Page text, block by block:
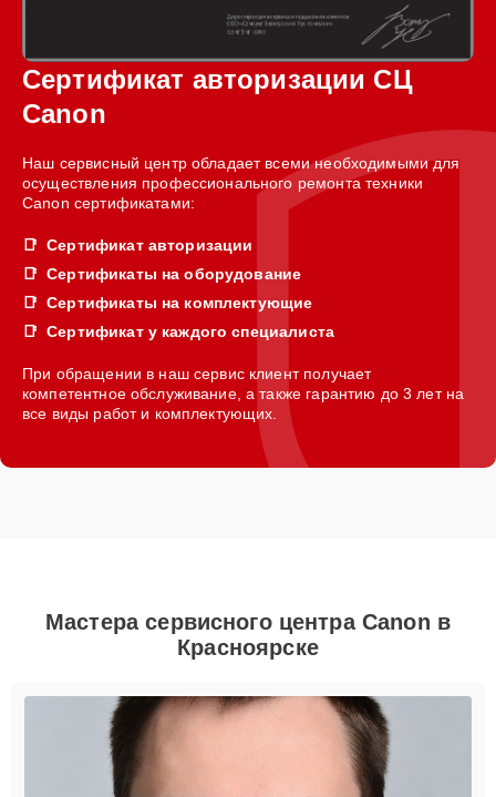
Сертификат авторизации СЦ
Canon
Наш сервисный центр обладает всеми необходимыми для
осуществления профессионального ремонта техники
Canon сертификатами:
Сертификат авторизации
Сертификаты на оборудование
Сертификаты на комплектующие
Сертификат у каждого специалиста
При обращении в наш сервис клиент получает
компетентное обслуживание, а также гарантию до 3 лет на
все виды работ и комплектующих.
Мастера сервисного центра Canon в
Красноярске